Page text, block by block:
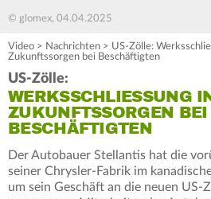
© glomex, 04.04.2025
Video > Nachrichten > US-Zölle:
Zukunftssorgen bei Beschäftigten
US-Zölle:
WERKSSCHLIESSUNG
UKUNFTSSORGEN BEI B
ESCHÄFTIGTEN
Der Autobauer Stellantis hat die
seiner Chrysler-Fabrik im
um sein Geschäft an die neuen